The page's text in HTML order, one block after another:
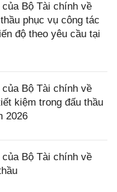
Bộ Tài chính về
phục vụ công tác
độ theo yêu cầu tại
Bộ Tài chính về
kiệm trong đấu thầu
2026
Bộ Tài chính về